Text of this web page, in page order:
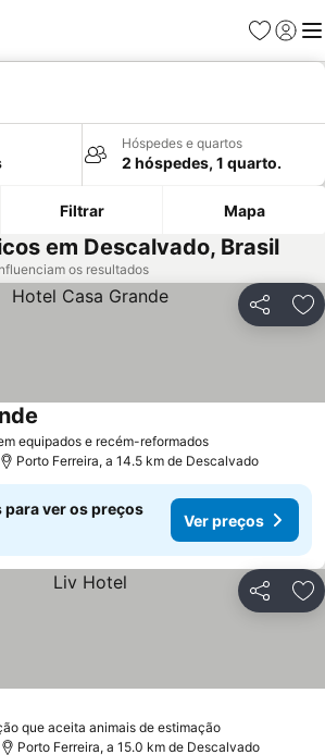
Favoritos
Iniciar
Hóspedes e quartos
2 hóspedes, 1 quarto.
Filtrar Mapa
em Descalvado, Brasil
os resultados
Partilhar
equipados e recém-reformados
Porto Ferreira, a 14.5 km de Descalvado
para ver os preços
Ver preços
Partilhar
que aceita animais de estimação
Porto Ferreira, a 15.0 km de Descalvado